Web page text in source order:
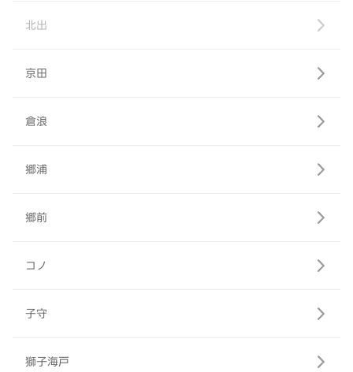
北出
京田
倉浪
郷浦
郷前
コノ
子守
獅子海戸